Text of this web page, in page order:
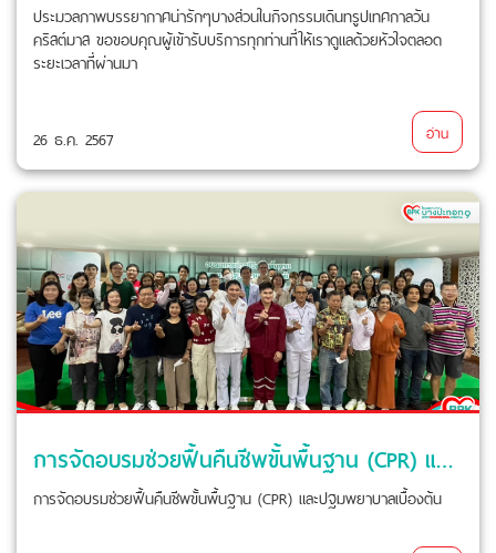
ประมวลภาพบรรยากาศน่ารักๆบางส่วนในกิจกรรมเดินทรูปเทศกาลวัน
คริสต์มาส ขอขอบคุณผู้เข้ารับบริการทุกท่านที่ให้เราดูแลด้วยหัวใจตลอด
ระยะเวลาที่ผ่านมา
26 ธ.ค. 2567 อ่าน
การจัดอบรมช่วยฟื้นคืนชีพขั้นพื้นฐาน (CPR) และปฐมพยาบาลเบื้องต้น
การจัดอบรมช่วยฟื้นคืนชีพขั้นพื้นฐาน (CPR) และปฐมพยาบาลเบื้องต้น